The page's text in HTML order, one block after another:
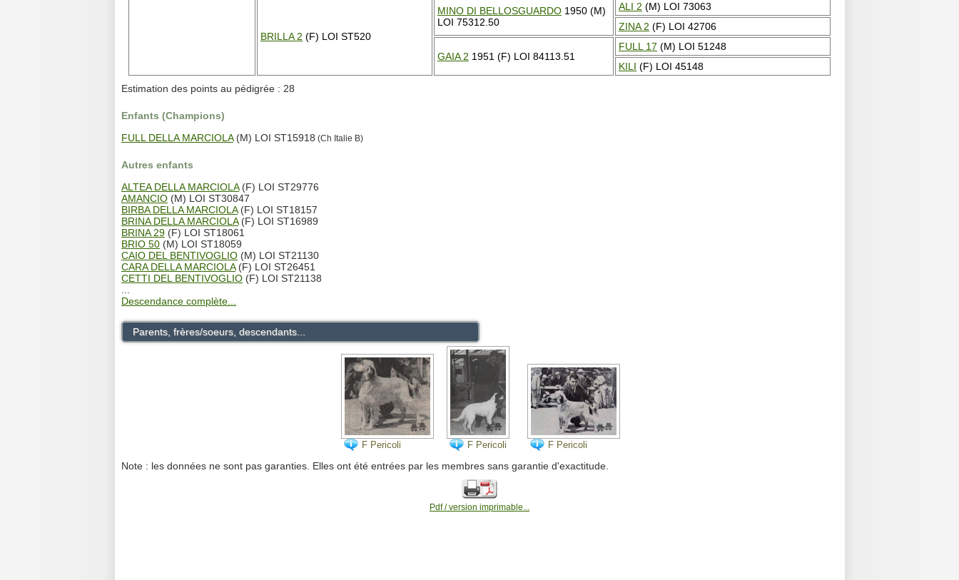
BRILLA 2 (F) LOI ST520
MINO DI BELLOSGUARDO 1950 (M)
LOI 75312.50
ALI 2 (M) LOI 73063
ZINA 2 (F) LOI 42706
GAIA 2 1951 (F) LOI 84113.51
FULL 17 (M) LOI 51248
KILI (F) LOI 45148
Estimation des points au pédigrée : 28
Enfants (Champions)
FULL DELLA MARCIOLA(M) LOI ST15918 (Ch Italie B)
Autres enfants
ALTEA DELLA MARCIOLA(F) LOI ST29776
AMANCIO (M) LOI ST30847
BIRBA DELLA MARCIOLA(F) LOI ST18157
BRINA DELLA MARCIOLA(F) LOI ST16989
BRINA 29 (F) LOI ST18061
BRIO 50 (M) LOI ST18059
CAIO DEL BENTIVOGLIO (M) LOI ST21130
CARA DELLA MARCIOLA(F) LOI ST26451
CETTI DEL BENTIVOGLIO (F) LOI ST21138
Descendance complète...
Parents, frères/soeurs, descendants...
F Pericoli F Pericoli F Pericoli
Note : les données ne sont pas garanties. Elles ont été entrées par les membres sans garantie d'exactitude.
Pdf / version imprimable...